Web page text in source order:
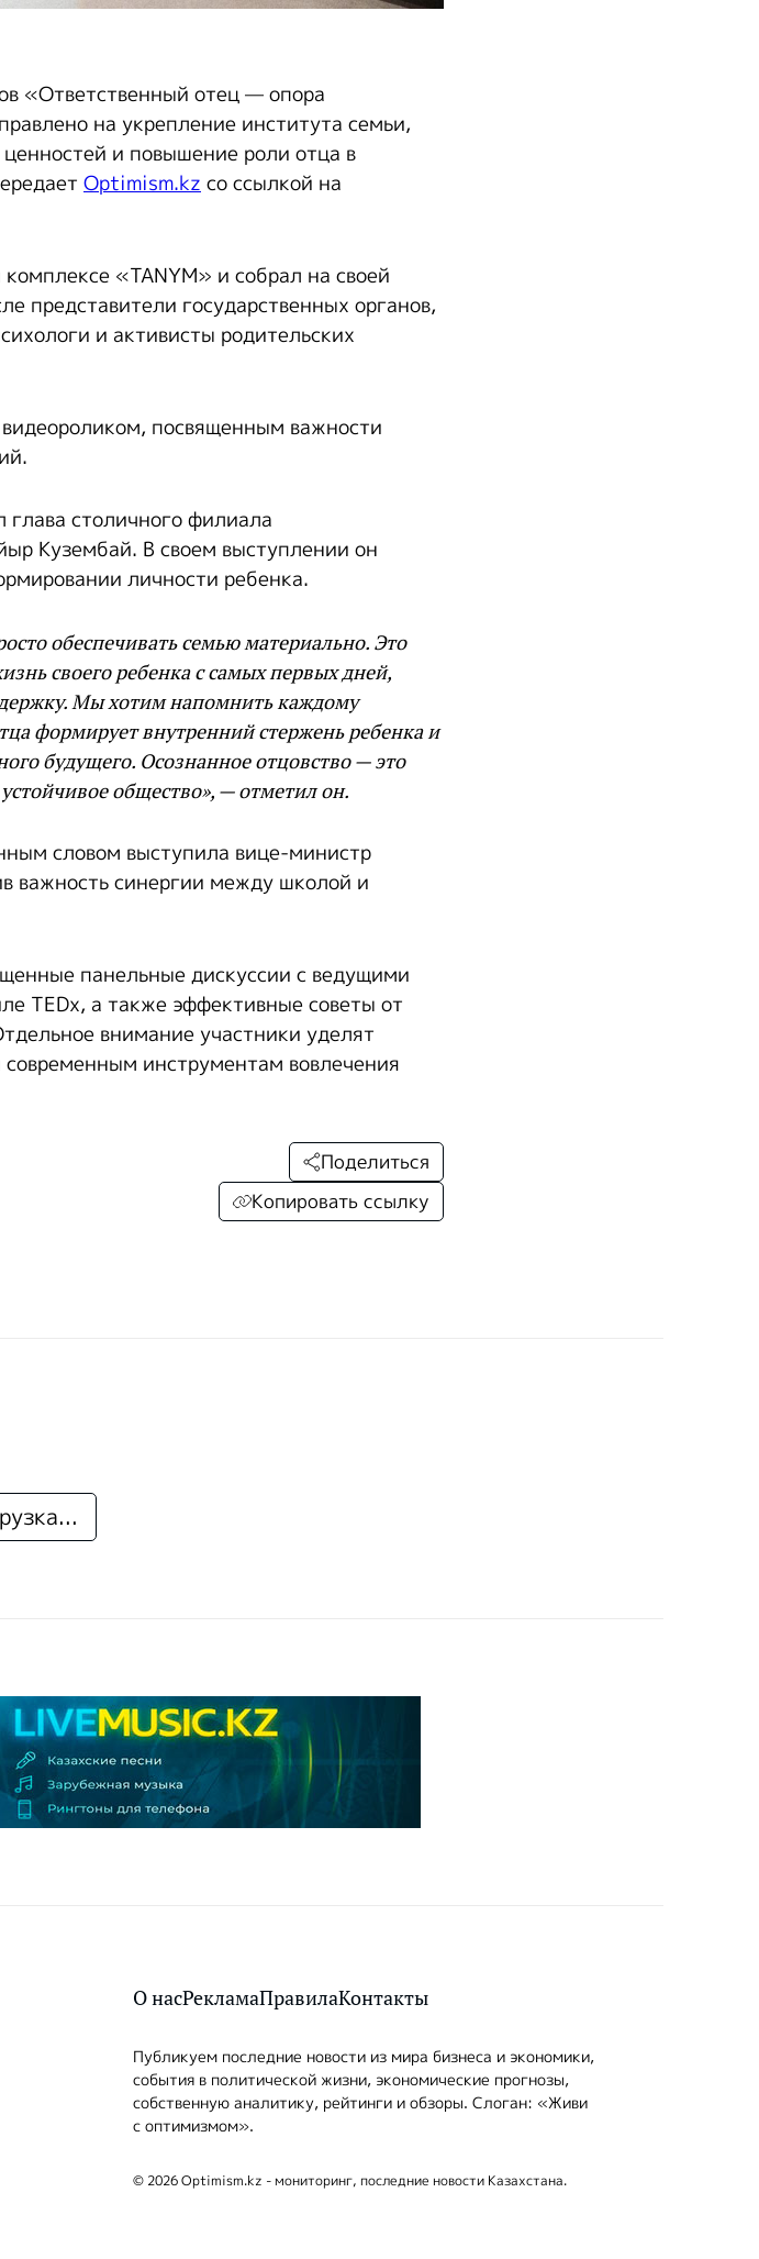
«Ответственный отец — опора
на укрепление института семьи,
и повышение роли отца в
Optimism.kzсо ссылкой на
«TANYM» и собрал на своей
представители государственных органов,
и активисты родительских
посвященным важности
столичного филиала
Кузембай. В своем выступлении он
личности ребенка.
обеспечивать семью материально. Это
своего ребенка с самых первых дней,
Мы хотим напомнить каждому
формирует внутренний стержень ребенка и
будущего. Осознанное отцовство — это
общество», — отметил он.
словом выступила вице-министр
важность синергии между школой и
панельные дискуссии с ведущими
TEDx, а также эффективные советы от
внимание участники уделят
инструментам вовлечения
Поделиться
Копировать ссылку
О насРекламаПравилаКонтакты
Публикуем последние новости из мира бизнеса и экономики,
события в политической жизни, экономические прогнозы,
собственную аналитику, рейтинги и обзоры. Слоган: «Живи
с оптимизмом».
© 2026 Optimism.kz - мониторинг, последние новости Казахстана.